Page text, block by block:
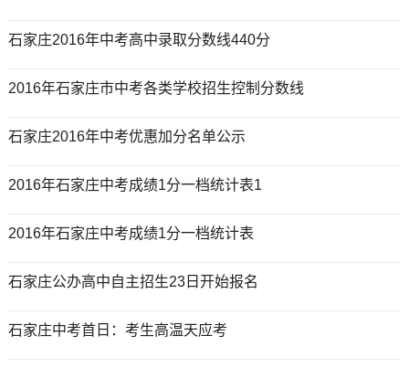
石家庄2016年中考高中录取分数线440分
2016年石家庄市中考各类学校招生控制分数线
石家庄2016年中考优惠加分名单公示
2016年石家庄中考成绩1分一档统计表1
2016年石家庄中考成绩1分一档统计表
石家庄公办高中自主招生23日开始报名
石家庄中考首日：考生高温天应考